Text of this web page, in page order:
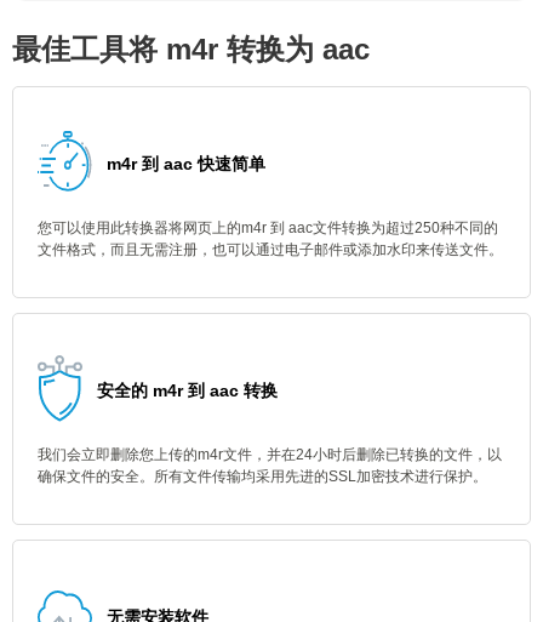
最佳工具将 m4r 转换为 aac
m4r 到 aac 快速简单
您可以使用此转换器将网页上的m4r 到 aac文件转换为超过250种不同的
文件格式，而且无需注册，也可以通过电子邮件或添加水印来传送文件。
安全的 m4r 到 aac 转换
我们会立即删除您上传的m4r文件，并在24小时后删除已转换的文件，以
确保文件的安全。所有文件传输均采用先进的SSL加密技术进行保护。
无需安装软件